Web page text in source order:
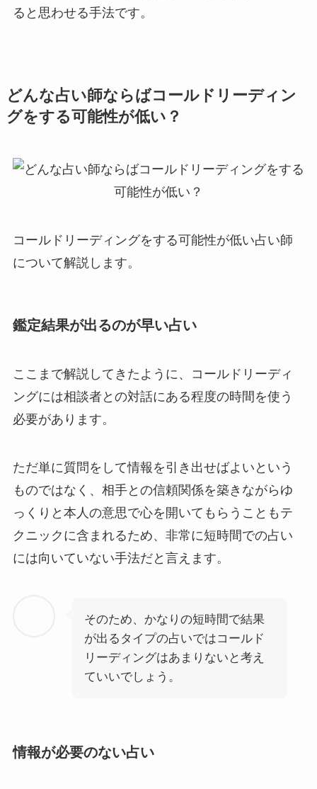
ると思わせる手法です。
どんな占い師ならばコールドリーディン
グをする可能性が低い？
コールドリーディングをする可能性が低い占い師
について解説します。
鑑定結果が出るのが早い占い
ここまで解説してきたように、コールドリーディ
ングには相談者との対話にある程度の時間を使う
必要があります。
ただ単に質問をして情報を引き出せばよいという
ものではなく、相手との信頼関係を築きながらゆ
っくりと本人の意思で心を開いてもらうこともテ
クニックに含まれるため、非常に短時間での占い
には向いていない手法だと言えます。
そのため、かなりの短時間で結果
が出るタイプの占いではコールド
リーディングはあまりないと考え
ていいでしょう。
情報が必要のない占い